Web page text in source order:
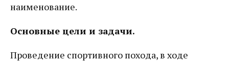
наименование.
Основные цели и задачи.
Проведение спортивного похода, в ходе